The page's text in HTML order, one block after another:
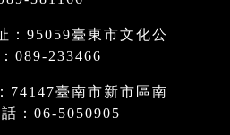
：95059臺東市文化公
089-233466
74147臺南市新市區南
：06-5050905